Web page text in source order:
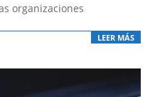
organizaciones
LEER MÁS